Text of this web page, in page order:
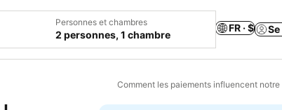
Personnes et chambres
2 personnes, 1 chambre
FR · $
Comment les paiements influencent